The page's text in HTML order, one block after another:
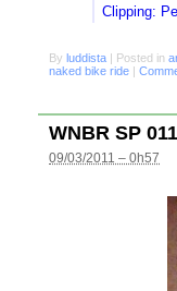
Clipping:
By luddista | Posted in
naked bike ride |
WNBR SP 011
09/03/2011 – 0h57